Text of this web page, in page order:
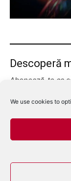
We use cookies to
Descoperă
Abonează-te ca